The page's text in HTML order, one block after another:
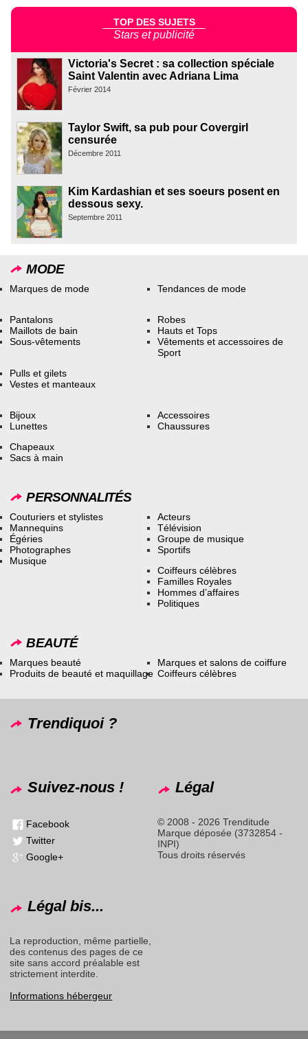
TOP DES SUJETS
Stars et publicité
Victoria's Secret : sa collection spéciale
Saint Valentin avec Adriana Lima
Février 2014
Taylor Swift, sa pub pour Covergirl
censurée
Décembre 2011
Kim Kardashian et ses soeurs posent en
dessous sexy.
Septembre 2011
MODE
Marques de mode Tendances de mode
Pantalons
Maillots de bain
Sous-vêtements
Robes
Hauts et Tops
Vêtements et accessoires de
Sport
Pulls et gilets
Vestes et manteaux
Bijoux
Lunettes
Accessoires
Chaussures
Chapeaux
Sacs à main
PERSONNALITÉS
Couturiers et stylistes
Mannequins
Égéries
Photographes
Musique
Acteurs
Télévision
Groupe de musique
Sportifs
Coiffeurs célèbres
Familles Royales
Hommes d’affaires
Politiques
BEAUTÉ
Marques beauté
Produits de beauté et maquillage
Marques et salons de coiffure
Coiffeurs célèbres
Trendiquoi ?
Suivez-nous !
Facebook
Twitter
Google+
Légal
© 2008 - 2026 Trenditude
Marque déposée (3732854 -
INPI)
Tous droits réservés
Légal bis...
La reproduction, même partielle,
des contenus des pages de ce
site sans accord préalable est
strictement interdite.
Informations hébergeur